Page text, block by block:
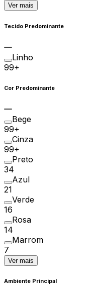
Ver mais
Tecido Predominante
Linho
99+
Cor Predominante
Bege
99+
Cinza
99+
Preto
34
Azul
21
Verde
16
Rosa
14
Marrom
7
Ver mais
Ambiente Principal